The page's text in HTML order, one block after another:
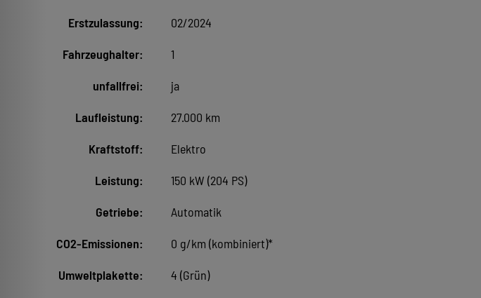
Erstzulassung: 02/2024
Fahrzeughalter: 1
unfallfrei: ja
Laufleistung: 27.000 km
Kraftstoff: Elektro
Leistung: 150 kW (204 PS)
Getriebe: Automatik
CO2-Emissionen: 0 g/km (kombiniert)*
Umweltplakette: 4 (Grün)